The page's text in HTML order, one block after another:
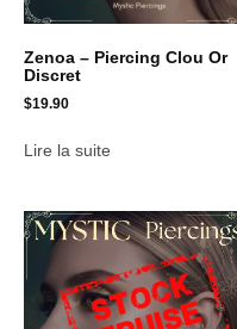
Zenoa – Piercing Clou Or
Discret
$19.90
Lire la suite